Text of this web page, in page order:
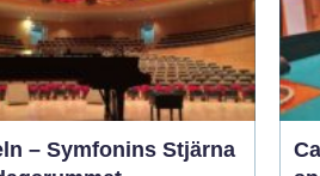
– Symfonins Stjärna